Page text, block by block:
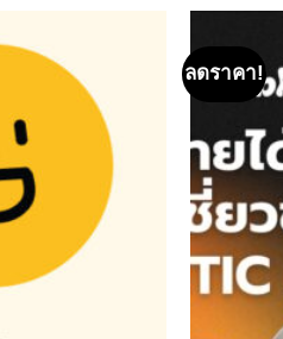
ลดราคา!